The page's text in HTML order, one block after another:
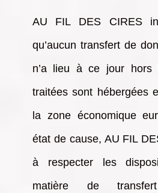
AU FIL DES CIRES
qu’aucun transfert de
n’a lieu à ce jour hors
traitées sont hébergées
la zone économique
état de cause, AU FIL
à respecter les
matière de